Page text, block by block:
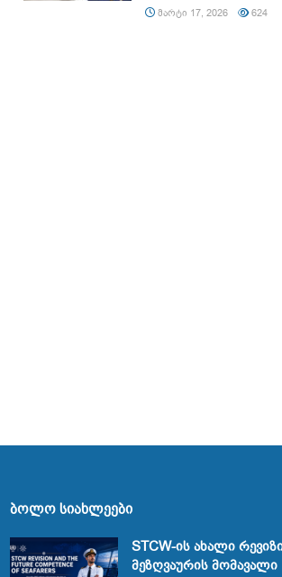
ᲛᲐᲠᲢᲘ 17, 2026 624
ბოლო სიახლეები
STCW-ის ახალი
მეზღვაურის მომავალი